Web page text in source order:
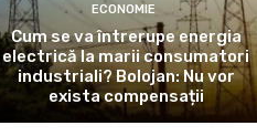
ECONOMIE
Cum se va întrerupe energia
electrică la marii consumatori
industriali? Bolojan: Nu vor
exista compensații